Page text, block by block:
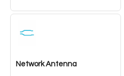
Network Antenna